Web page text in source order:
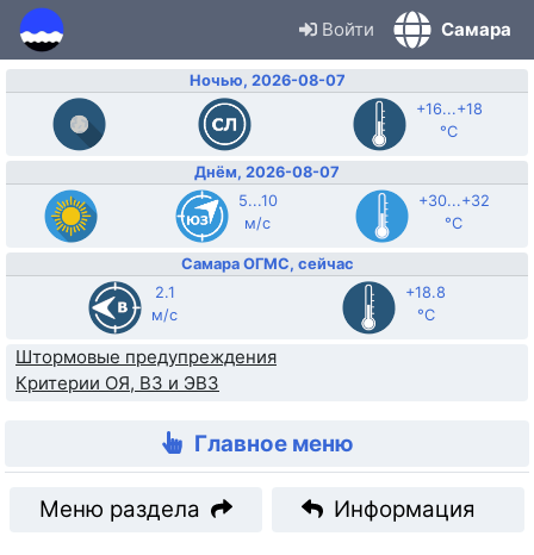
Войти Самара
Ночью, 2026-08-07
+16...+18
°C
Днём, 2026-08-07
5...10
м/с
+30...+32
°C
Самара ОГМС, сейчас
2.1
м/с
+18.8
°C
Штормовые предупреждения
Критерии ОЯ, ВЗ и ЭВЗ
Главное меню
Меню раздела Информация